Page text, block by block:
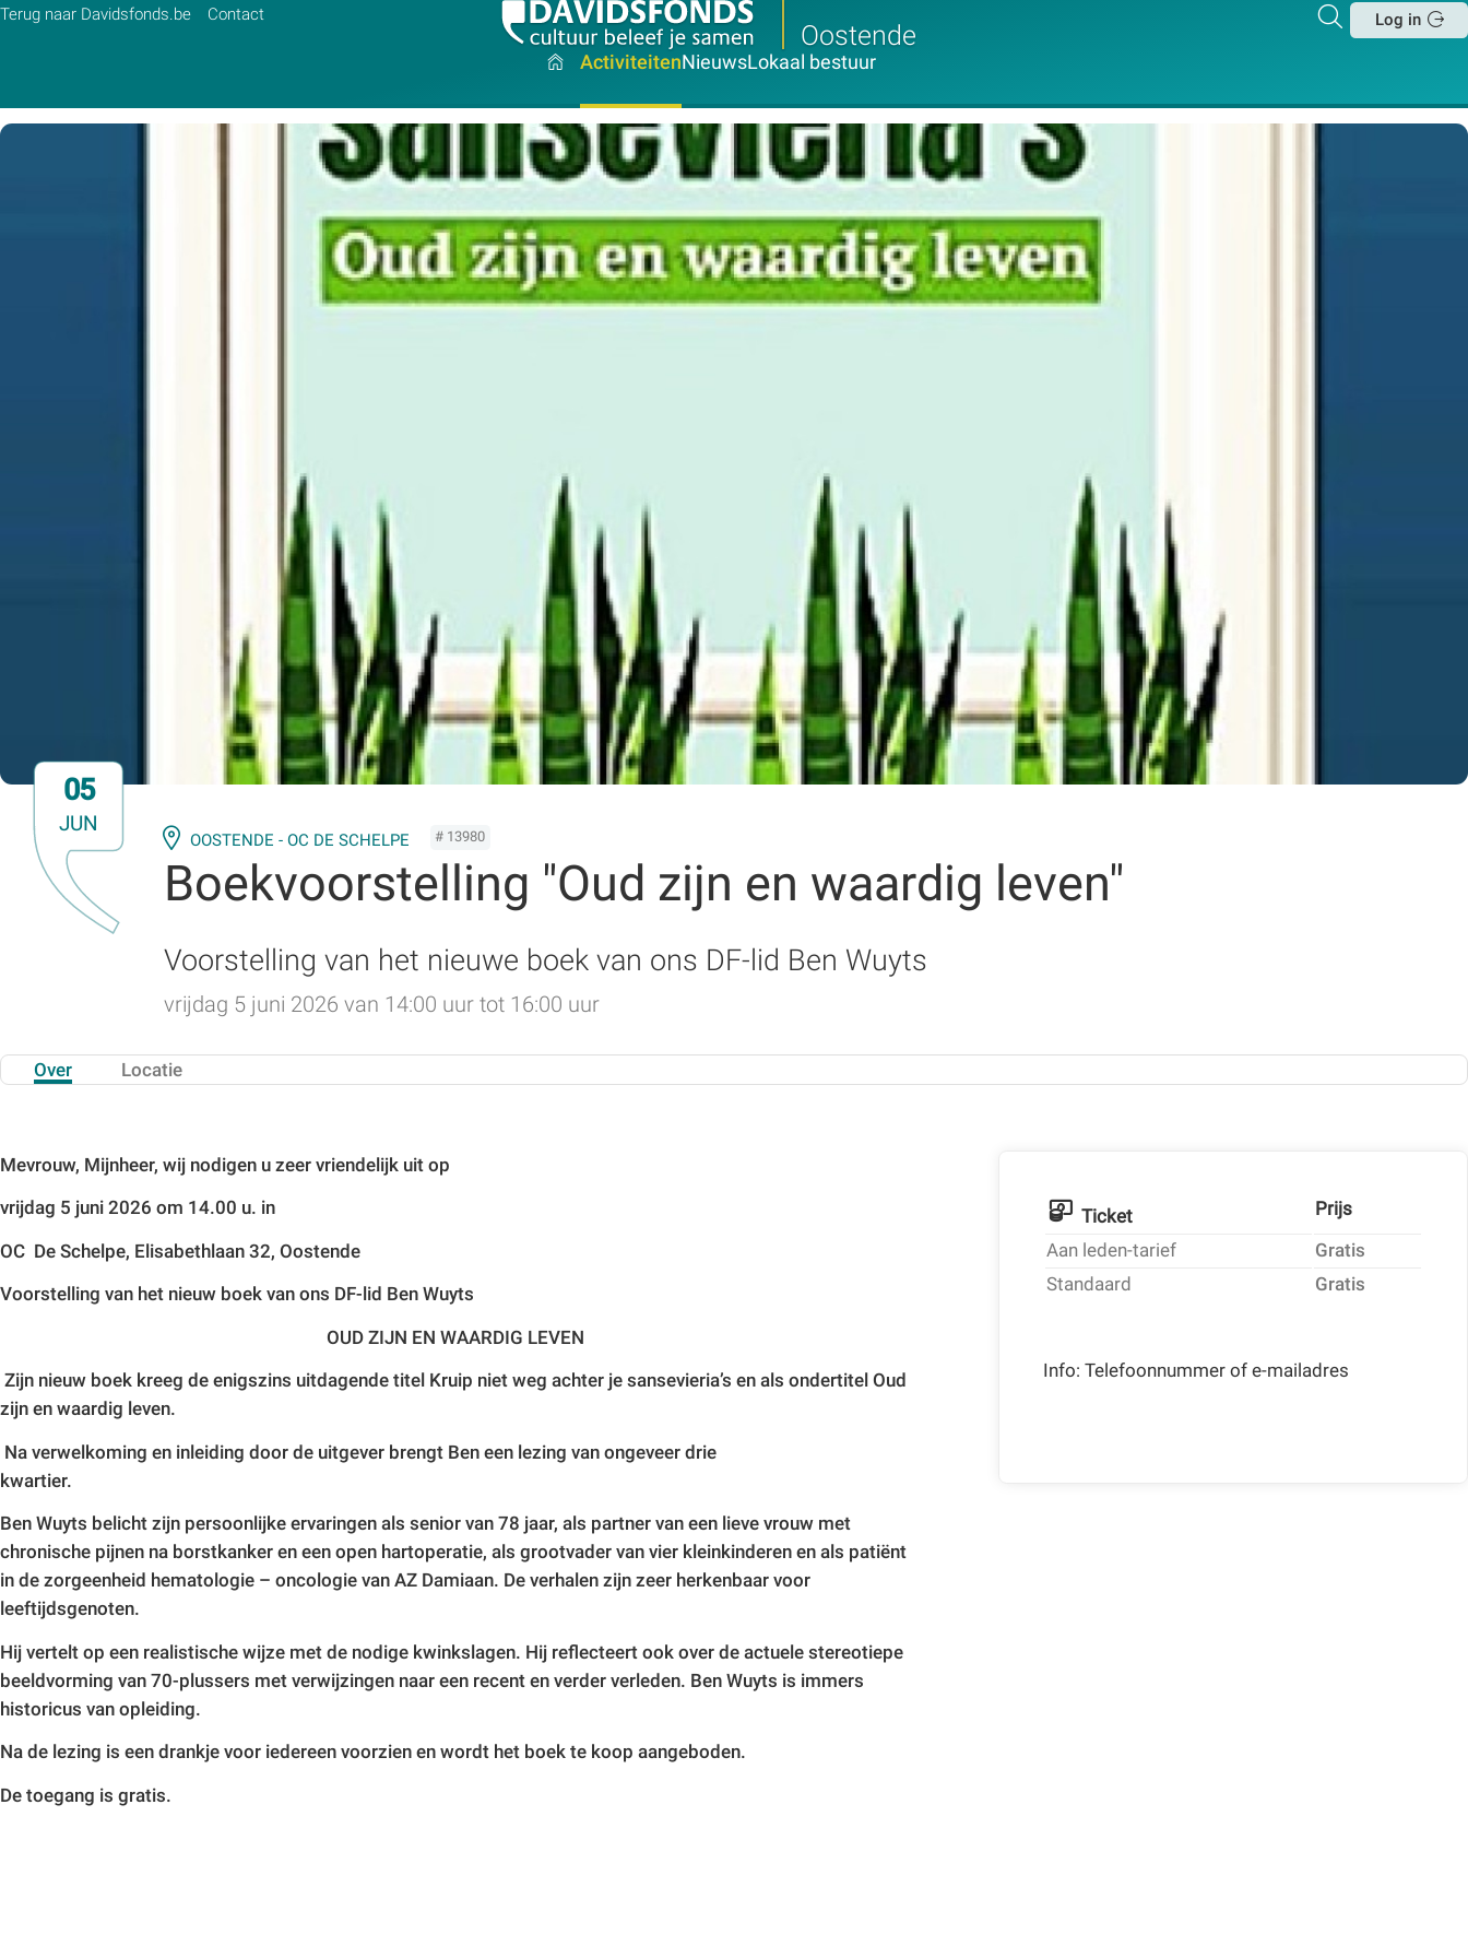
Terug naar Davidsfonds.be Contact
Oostende
Zoeken
Log in
ActiviteitenNieuwsLokaal bestuur
05
JUN
OOSTENDE - OC DE SCHELPE # 13980
Boekvoorstelling "Oud zijn en waardig leven"
Voorstelling van het nieuwe boek van ons DF-lid Ben Wuyts
vrijdag 5 juni 2026 van 14:00 uur tot 16:00 uur
Over Locatie
Mevrouw, Mijnheer, wij nodigen u zeer vriendelijk uit op
vrijdag 5 juni 2026 om 14.00 u. in
OC De Schelpe, Elisabethlaan 32, Oostende
Voorstelling van het nieuw boek van ons DF-lid Ben Wuyts
OUD ZIJN EN WAARDIG LEVEN
Zijn nieuw boek kreeg de enigszins uitdagende titel Kruip niet weg achter je sansevieria’s en als ondertitel Oud
zijn en waardig leven.
Na verwelkoming en inleiding door de uitgever brengt Ben een lezing van ongeveer drie
kwartier.
Ben Wuyts belicht zijn persoonlijke ervaringen als senior van 78 jaar, als partner van een lieve vrouw met
chronische pijnen na borstkanker en een open hartoperatie, als grootvader van vier kleinkinderen en als patiënt
in de zorgeenheid hematologie – oncologie van AZ Damiaan. De verhalen zijn zeer herkenbaar voor
leeftijdsgenoten.
Hij vertelt op een realistische wijze met de nodige kwinkslagen. Hij reflecteert ook over de actuele stereotiepe
beeldvorming van 70-plussers met verwijzingen naar een recent en verder verleden. Ben Wuyts is immers
historicus van opleiding.
Na de lezing is een drankje voor iedereen voorzien en wordt het boek te koop aangeboden.
De toegang is gratis.
Ticket
Prijs
Aan leden-tarief
Gratis
Standaard
Gratis
Info: Telefoonnummer of e-mailadres